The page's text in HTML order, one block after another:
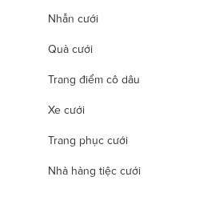
Nhẫn cưới
Quà cưới
Trang điểm cô dâu
Xe cưới
Trang phục cưới
Nhà hàng tiệc cưới